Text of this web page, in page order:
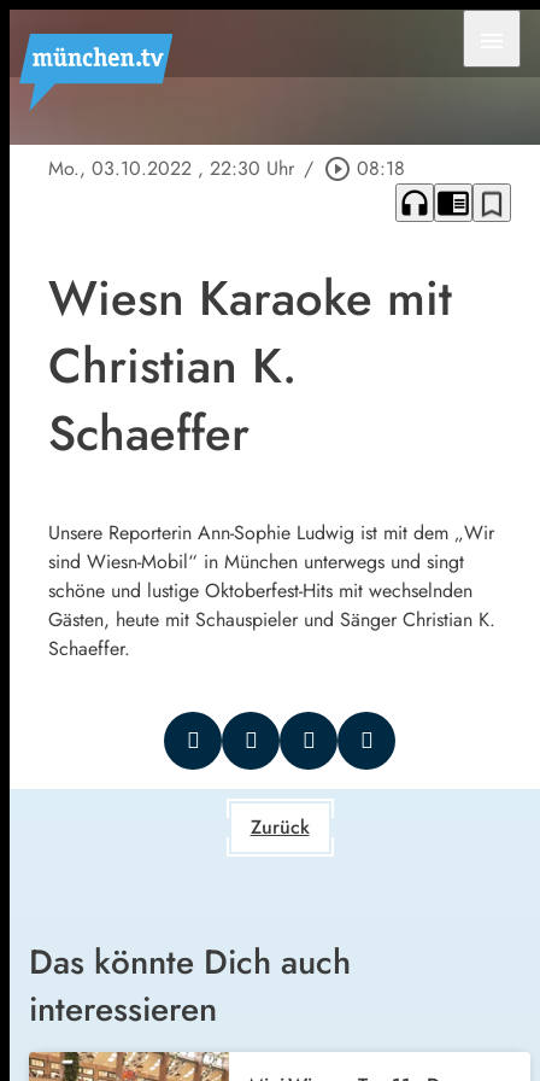
Mo., 03.10.2022 , 22:30 Uhr / play_circle_outline 08:18
headphones chrome_reader_mode bookmark_border
Wiesn Karaoke mit
Christian K.
Schaeffer
Unsere Reporterin Ann-Sophie Ludwig ist mit dem „Wir
sind Wiesn-Mobil“ in München unterwegs und singt
schöne und lustige Oktoberfest-Hits mit wechselnden
Gästen, heute mit Schauspieler und Sänger Christian K.
Schaeffer.
Zurück
Das könnte Dich auch
interessieren